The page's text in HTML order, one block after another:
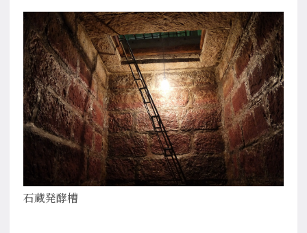
石蔵発酵槽